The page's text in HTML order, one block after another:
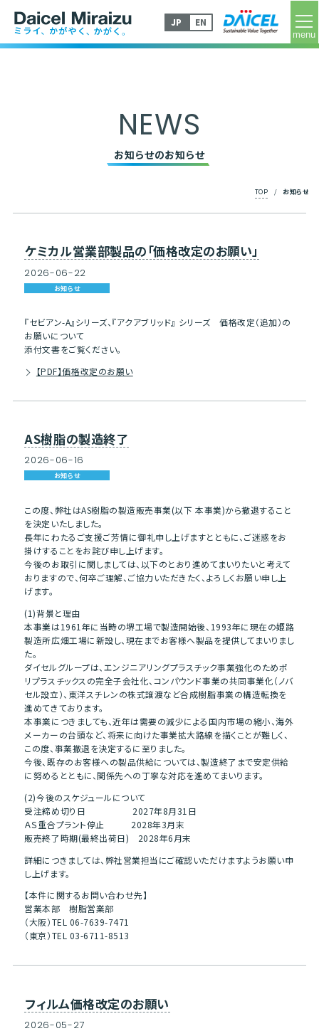
JP EN
NEWS
お知らせのお知らせ
TOP / お知らせ
ケミカル営業部製品の「価格改定のお願い」
2026-06-22
お知らせ
『セビアン-A』シリーズ、『アクアブリッド』 シリーズ 価格改定（追加）の
お願いについて
添付文書をご覧ください。
【PDF】価格改定のお願い
AS樹脂の製造終了
2026-06-16
お知らせ
この度、弊社はAS樹脂の製造販売事業(以下 本事業)から撤退すること
を決定いたしました。
長年にわたるご支援ご芳情に御礼申し上げますとともに、ご迷惑をお
掛けすることをお詫び申し上げます。
今後のお取引に関しましては、以下のとおり進めてまいりたいと考えて
おりますので、何卒ご理解、ご協力いただきたく、よろしくお願い申し上
げます。
(1)背景と理由
本事業は1961年に当時の堺工場で製造開始後、1993年に現在の姫路
製造所広畑工場に新設し、現在までお客様へ製品を提供してまいりまし
た。
ダイセルグループは、エンジニアリングプラスチック事業強化のためポ
リプラスチックスの完全子会社化、コンパウンド事業の共同事業化（ノバ
セル設立）、東洋スチレンの株式譲渡など合成樹脂事業の構造転換を
進めてきております。
本事業につきましても、近年は需要の減少による国内市場の縮小、海外
メーカーの台頭など、将来に向けた事業拡大路線を描くことが難しく、
この度、事業撤退を決定するに至りました。
今後、既存のお客様への製品供給については、製造終了まで安定供給
に努めるとともに、関係先への丁寧な対応を進めてまいります。
(2)今後のスケジュールについて
受注締め切り日 2027年8月31日
ＡＳ重合プラント停止 2028年3月末
販売終了時期(最終出荷日) 2028年6月末
詳細につきましては、弊社営業担当にご確認いただけますようお願い申
し上げます。
【本件に関するお問い合わせ先】
営業本部 樹脂営業部
（大阪）TEL 06-7639-7471
（東京）TEL 03-6711-8513
フィルム価格改定のお願い
2026-05-27